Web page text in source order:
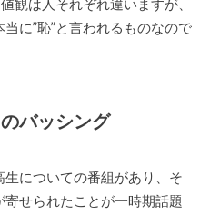
観は人それぞれ違いますが、
に”恥”と言われるものなので
バッシング
についての番組があり、そ
せられたことが一時期話題